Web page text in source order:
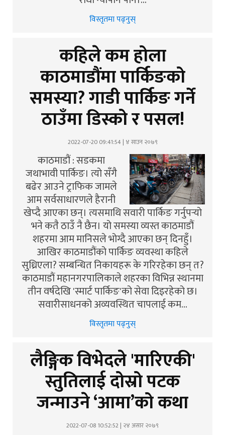
विस्तृतमा पढ्नुस्
कहिले कम होला
काठमाडौंमा पार्किङको
समस्या? गाडी पार्किङ गर्ने
ठाउँमा डिस्को र पसल!
2022-07-20 09:41:54 | ४ साउन २०७९
काठमाडौं : सडकमा
जथाभावी पार्किङ। त्यो सँगै
बढेर आउने ट्राफिक जामले
आम सर्वसाधारणले हैरानी
खेप्दै आएका छन्। त्यसमाथि सवारी पार्किङ गर्नुपर्‍यो
भने कतै ठाउँ नै छैन। यो समस्या व्यस्त काठमाडौं
शहरमा आम मानिसले भोग्दै आएका छन् दिनहुँ।
आखिर काठमाडौंको पार्किङ व्यवस्था कहिले
सुध्रिएला? सम्बन्धित निकायहरू के गरिरहेका छन् त?
काठमाडौं महानगरपालिकाले शहरका विभिन्न स्थानमा
तीन वर्षदेखि 'स्मार्ट पार्किङ'को सेवा दिइरहेको छ।
सवारीसाधनको अव्यवस्थित चापलाई कम…
विस्तृतमा पढ्नुस्
लैङ्गिक विभेदले 'मारिएकी'
स्तुतिलाई दोस्रो पटक
जन्माउने ‘आमा’को कथा
2022-07-08 10:52:52 | २४ असार २०७९